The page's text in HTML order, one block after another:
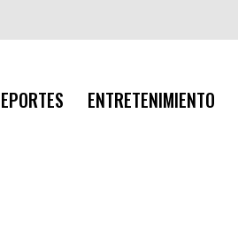
ENTRETENIMIENTO